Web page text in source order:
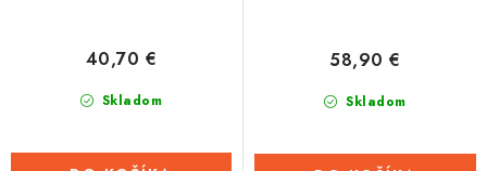
Skladom
40,70 €
Skladom
58,90 €